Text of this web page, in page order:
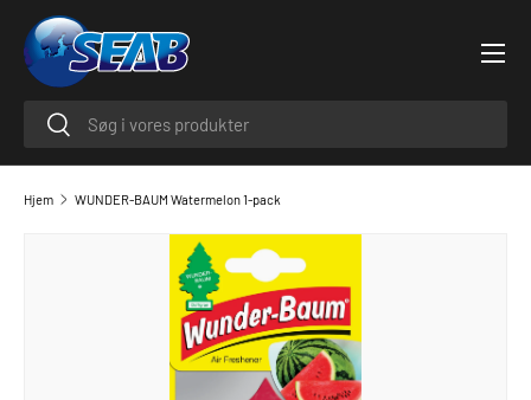
SPRING TIL INDHOLD
SøgeSøge
Menu
Hjem WUNDER-BAUM Watermelon 1-pack
GÅ TIL PRODUKTINFORMATION